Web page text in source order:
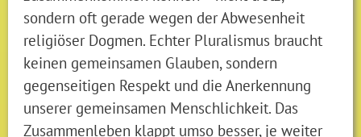
sondern oft gerade wegen der Abwesenheit
religiöser Dogmen. Echter Pluralismus braucht
keinen gemeinsamen Glauben, sondern
gegenseitigen Respekt und die Anerkennung
unserer gemeinsamen Menschlichkeit. Das
Zusammenleben klappt umso besser, je weiter